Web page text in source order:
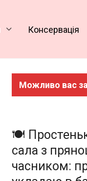
Консервація
Можливо вас
🍽️
сала з
часником: